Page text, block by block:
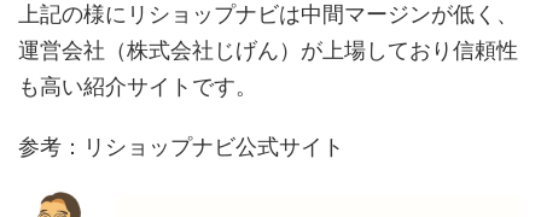
上記の様にリショップナビは中間マージンが低く、
運営会社（株式会社じげん）が上場しており信頼性
も高い紹介サイトです。
参考：リショップナビ公式サイト